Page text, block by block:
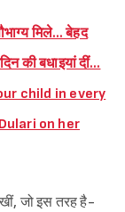
मिले… बेहद
की बधाइयां दीं…
child in every
on her
जो इस तरह है-